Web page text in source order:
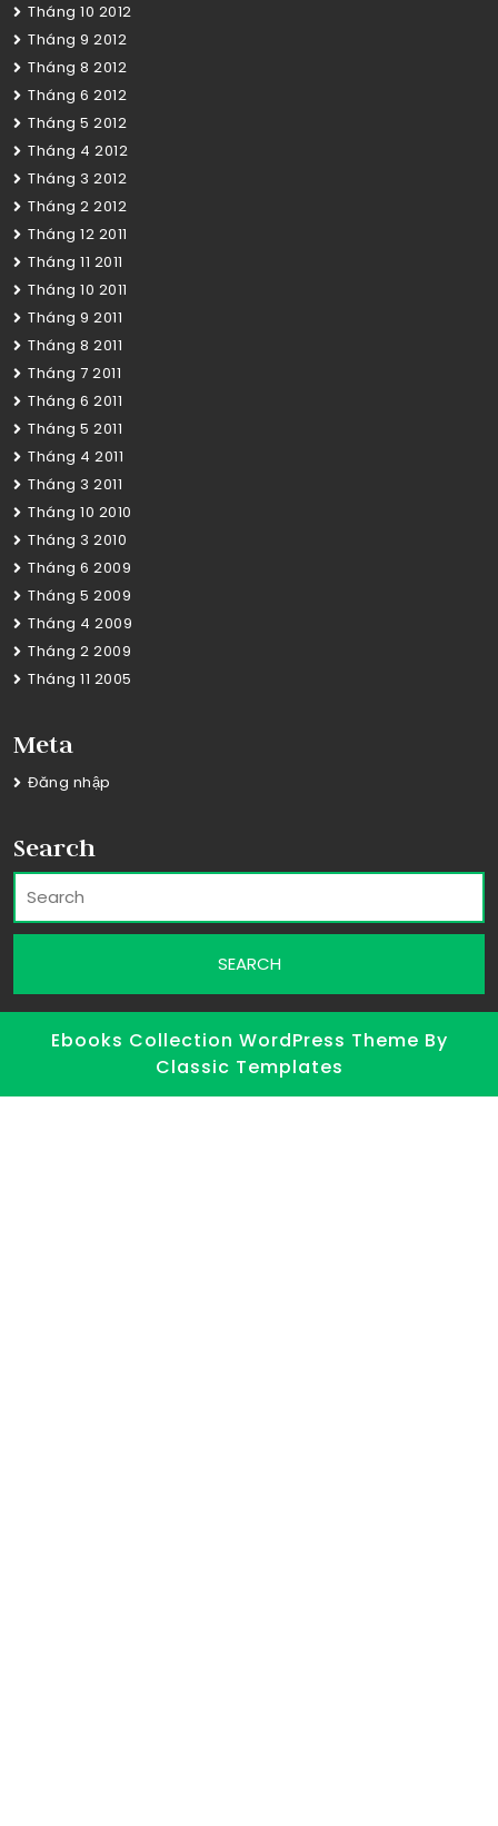
Tháng 10 2012
Tháng 9 2012
Tháng 8 2012
Tháng 6 2012
Tháng 5 2012
Tháng 4 2012
Tháng 3 2012
Tháng 2 2012
Tháng 12 2011
Tháng 11 2011
Tháng 10 2011
Tháng 9 2011
Tháng 8 2011
Tháng 7 2011
Tháng 6 2011
Tháng 5 2011
Tháng 4 2011
Tháng 3 2011
Tháng 10 2010
Tháng 3 2010
Tháng 6 2009
Tháng 5 2009
Tháng 4 2009
Tháng 2 2009
Tháng 11 2005
Meta
Đăng nhập
Search
Ebooks Collection WordPress Theme By
Classic Templates